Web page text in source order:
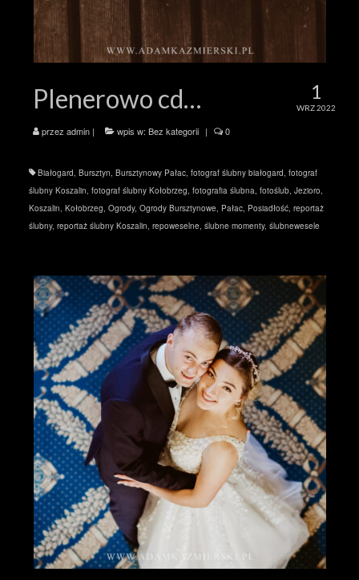
1
WRZ 2022
Plenerowo cd…
przez admin | wpis w: Bez kategorii | 0
Białogard, Bursztyn, Bursztynowy Pałac, fotograf ślubny białogard, fotograf
ślubny Koszalin, fotograf ślubny Kołobrzeg, fotografia ślubna, fotoślub, Jezioro,
Koszalin, Kołobrzeg, Ogrody, Ogrody Bursztynowe, Pałac, Posiadłość, reportaż
ślubny, reportaż ślubny Koszalin, repoweselne, ślubne momenty, ślubnewesele